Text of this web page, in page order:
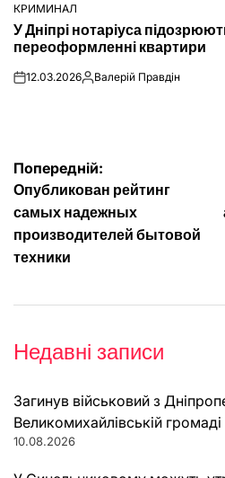
ОПУБЛІКУВАТИ
У
КРИМИНАЛ
У Дніпрі нотаріуса
переоформленні квартири
on12.03.2026Опубліковано
Валерій Правдін
Навігація
записів
Попередній:
Опубликован рейтинг
самых надежных
производителей бытовой
техники
Недавні записи
Загинув військовий з
Великомихайлівській громаді
10.08.2026